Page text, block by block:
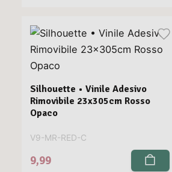
Silhouette • Vinile Adesivo
Rimovibile 23x305cm Rosso
Opaco
V9-MR-RED-C
9,99